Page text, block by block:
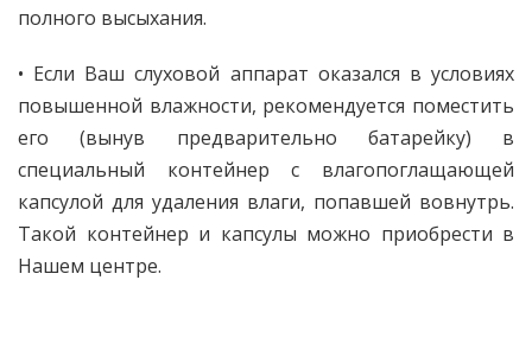
полного высыхания.
• Если Ваш слуховой аппарат оказался в условиях
повышенной влажности, рекомендуется поместить
его (вынув предварительно батарейку) в
специальный контейнер с влагопоглащающей
капсулой для удаления влаги, попавшей вовнутрь.
Такой контейнер и капсулы можно приобрести в
Нашем центре.